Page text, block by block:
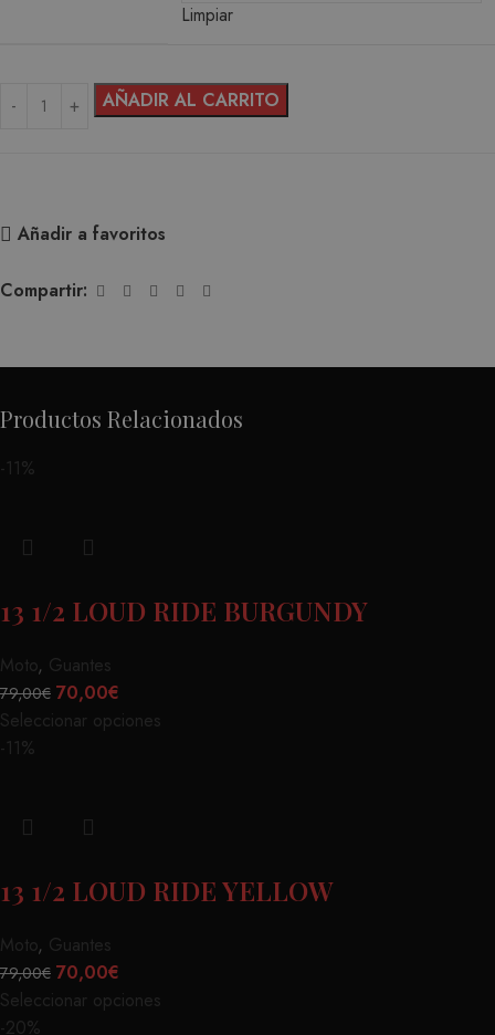
Limpiar
AÑADIR AL CARRITO
Añadir a favoritos
Compartir:
Productos Relacionados
-11%
13 1/2 LOUD RIDE BURGUNDY
Moto, Guantes
79,00€ 70,00€
Seleccionar opciones
-11%
13 1/2 LOUD RIDE YELLOW
Moto, Guantes
79,00€ 70,00€
Seleccionar opciones
-20%